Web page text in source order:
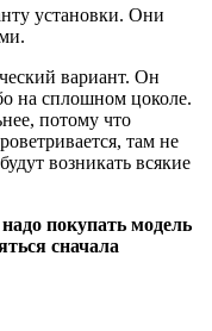
установки. Они
вариант. Он
на сплошном цоколе.
потому что
там не
возникать всякие
покупать модель
сначала